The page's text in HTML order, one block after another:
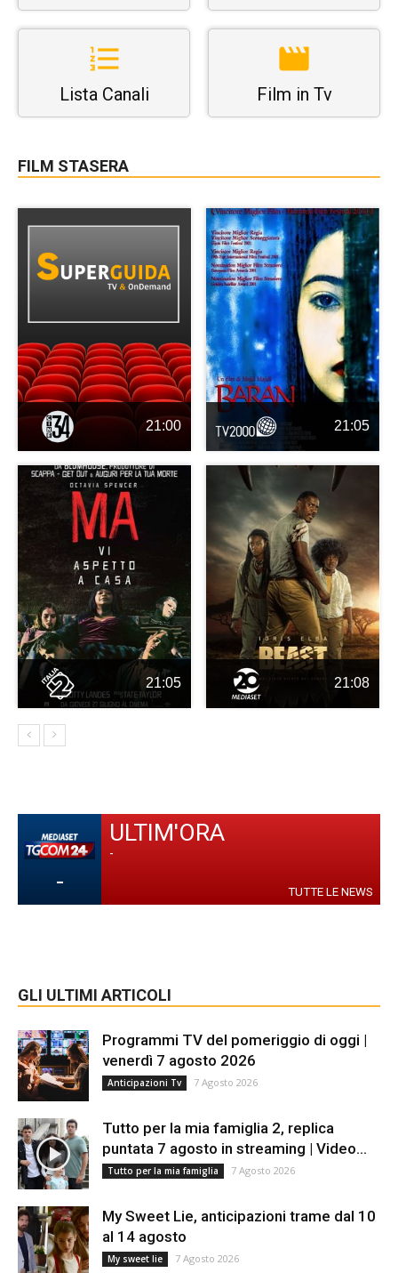
Lista Canali Film in Tv
FILM STASERA
21:00 21:05
21:05 21:08
-
ULTIM'ORA
-
TUTTE LE NEWS
GLI ULTIMI ARTICOLI
Programmi TV del pomeriggio di oggi |
venerdì 7 agosto 2026
Anticipazioni Tv 7 Agosto 2026
Tutto per la mia famiglia 2, replica
puntata 7 agosto in streaming | Video...
Tutto per la mia famiglia 7 Agosto 2026
My Sweet Lie, anticipazioni trame dal 10
al 14 agosto
My sweet lie 7 Agosto 2026